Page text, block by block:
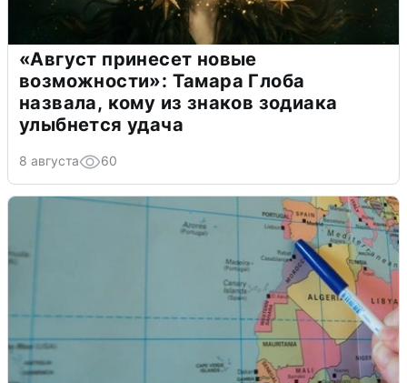
«Август принесет новые
возможности»: Тамара Глоба
назвала, кому из знаков зодиака
улыбнется удача
8 августа 60